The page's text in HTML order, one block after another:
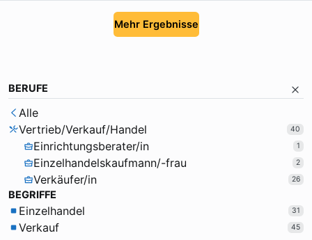
Mehr Ergebnisse
BERUFE
Alle
Vertrieb/Verkauf/Handel
40
Einrichtungsberater/in 1
Einzelhandelskaufmann/-frau 2
Verkäufer/in 26
BEGRIFFE
Einzelhandel 31
Verkauf 45